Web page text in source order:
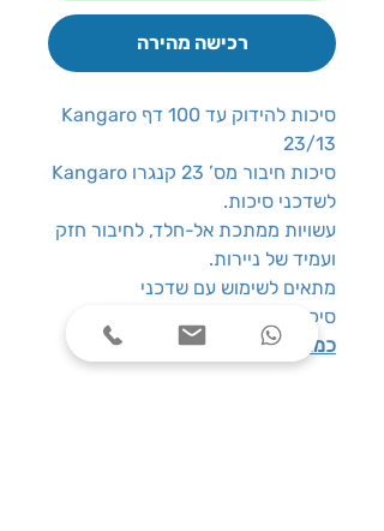
רכישה מהירה
סיכות להידוק עד 100 דף Kangaro
23/13
סיכות חיבור מס’ 23 קנגרו Kangaro
לשדכני סיכות.
עשויות ממתכת אל-חלד, לחיבור חזק
ועמיד של ניירות.
מתאים לשימוש עם שדכני
סיכות תואמים.
כמות במארז:
1000 סיכות